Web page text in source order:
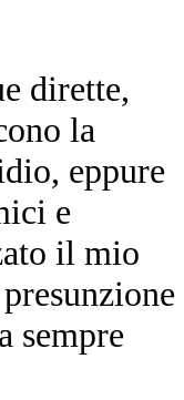
dirette,
la
eppure
e
il mio
sempre